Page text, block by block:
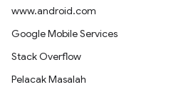
www.android.com
Google Mobile Services
Stack Overflow
Pelacak Masalah